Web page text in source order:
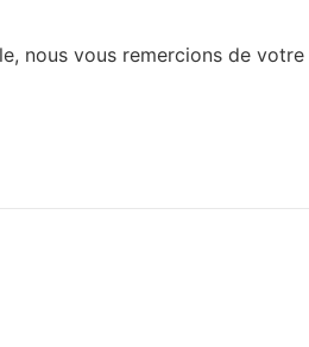
nous vous remercions de votre